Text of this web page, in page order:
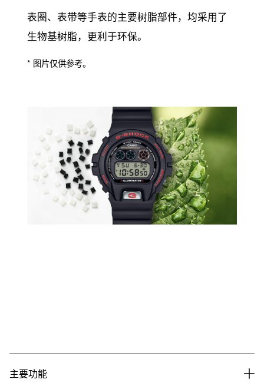
表圈、表带等手表的主要树脂部件，均采用了
生物基树脂，更利于环保。
* 图片仅供参考。
主要功能